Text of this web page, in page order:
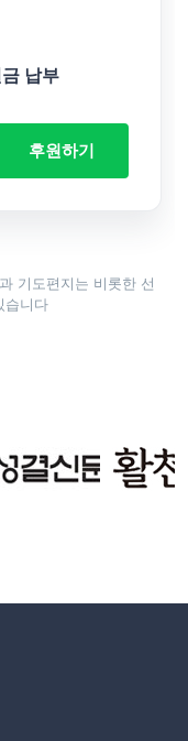
납부
후원하기
기도편지는 비롯한 선
습니다